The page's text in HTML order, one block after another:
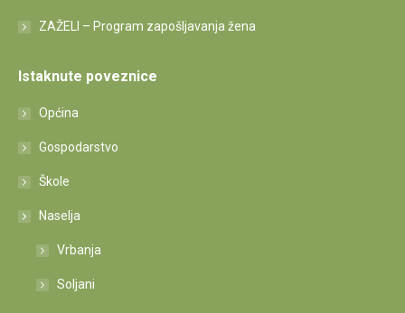
ZAŽELI – Program zapošljavanja žena
Istaknute poveznice
Općina
Gospodarstvo
Škole
Naselja
Vrbanja
Soljani